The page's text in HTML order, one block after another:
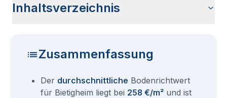
Inhaltsverzeichnis
Zusammenfassung
Der durchschnittliche Bodenrichtwert
für Bietigheim liegt bei 258 €/m² und ist